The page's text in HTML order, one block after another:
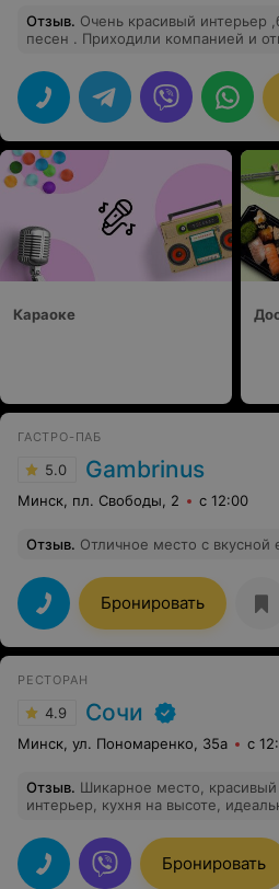
Отзыв. Очень красивый интерьер
песен . Приходили компанией и
дружелюбный персонал .
Караоке
ГАСТРО-ПАБ
5.0 Gambrinus
Минск, пл. Свободы, 2 с 12:00
Отзыв. Отличное место с вкусной
Бронировать
РЕСТОРАН
4.9 Сочи
Минск, ул. Пономаренко, 35а с
Отзыв. Шикарное место,
интерьер, кухня на высоте,
Бронировать